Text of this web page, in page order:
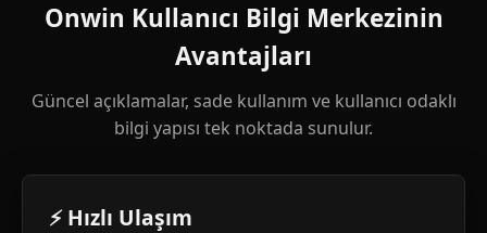
Onwin Kullanıcı Bilgi Merkezinin
Avantajları
Güncel açıklamalar, sade kullanım ve kullanıcı odaklı
bilgi yapısı tek noktada sunulur.
⚡ Hızlı Ulaşım